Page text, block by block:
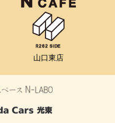
山口東店